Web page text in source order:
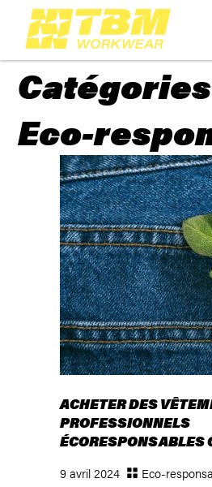
Eco-
ACHETER DES
PROFESSIONNELS
ÉCORESPONSABLES
9 avril 2024 Eco-